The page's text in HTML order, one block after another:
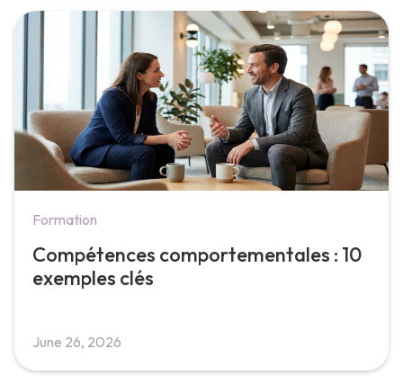
Formation
Compétences comportementales : 10
exemples clés
June 26, 2026